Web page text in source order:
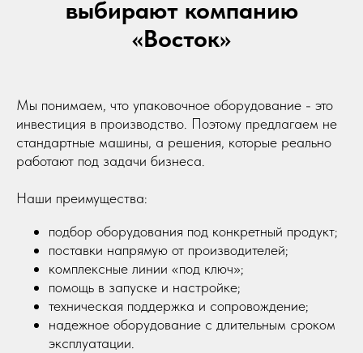
выбирают компанию
«Восток»
Мы понимаем, что упаковочное оборудование - это
инвестиция в производство. Поэтому предлагаем не
стандартные машины, а решения, которые реально
работают под задачи бизнеса.
Наши преимущества:
подбор оборудования под конкретный продукт;
поставки напрямую от производителей;
комплексные линии «под ключ»;
помощь в запуске и настройке;
техническая поддержка и сопровождение;
надежное оборудование с длительным сроком
эксплуатации.